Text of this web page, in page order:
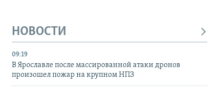
НОВОСТИ
09:19
В Ярославле после массированной атаки дронов
произошел пожар на крупном НПЗ